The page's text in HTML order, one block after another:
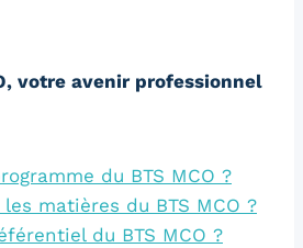
votre avenir professionnel
du BTS MCO ?
matières du BTS MCO ?
du BTS MCO ?